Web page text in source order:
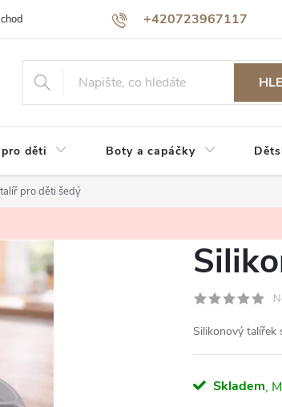
+420723967117
Jak nakupovat Reklamace a vrácení zboží
děti Boty a capáčky
pro děti šedý
Silikonový talířek
Skladem